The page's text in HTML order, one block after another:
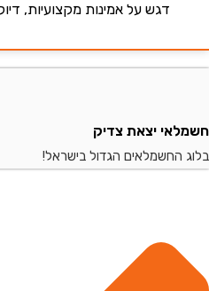
דגש על אמינות מקצועיות, דיוק
יצאת צדיק
הגדול בישראל!